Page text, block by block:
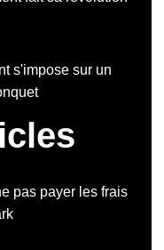
s'impose sur un
pas payer les frais